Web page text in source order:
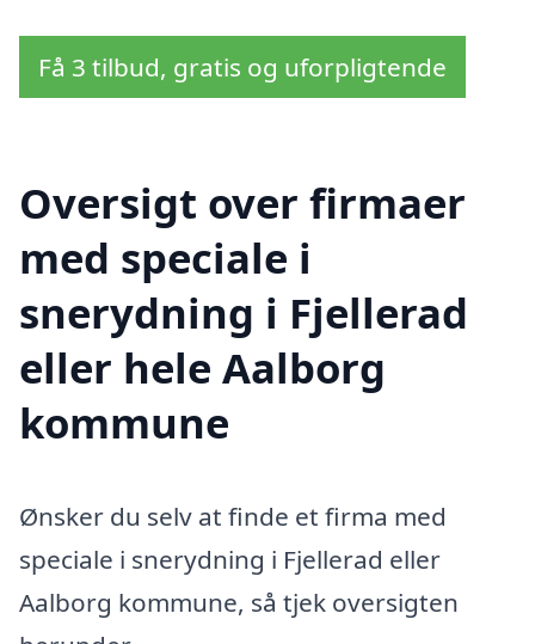
Få 3 tilbud, gratis og uforpligtende
Oversigt over firmaer
med speciale i
snerydning i Fjellerad
eller hele Aalborg
kommune
Ønsker du selv at finde et firma med
speciale i snerydning i Fjellerad eller
Aalborg kommune, så tjek oversigten